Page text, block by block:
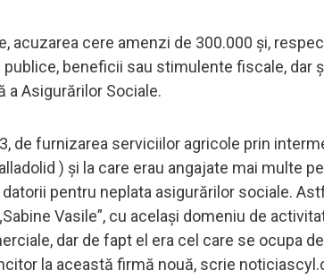
acuzarea cere amenzi de 300.000 și,
beneficii sau stimulente fiscale, dar
a Asigurărilor Sociale.
de furnizarea serviciilor agricole prin
) și la care erau angajate mai multe
pentru neplata asigurărilor sociale.
Vasile”, cu același domeniu de
dar de fapt el era cel care se ocupa
la această firmă nouă, scrie